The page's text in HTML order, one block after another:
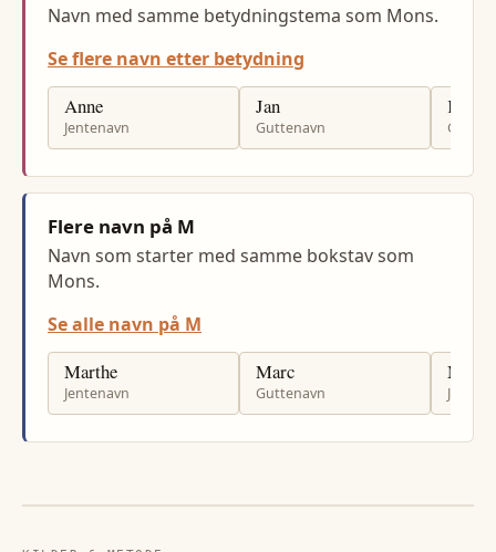
Navn med samme betydningstema som Mons.
Se flere navn etter betydning
Anne
Jentenavn
Jan
Guttenavn
Kjell
Flere navn på M
Navn som starter med samme bokstav som
Mons.
Se alle navn på M
Marthe
Jentenavn
Marc
Guttenavn
Maud